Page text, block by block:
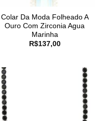
Colar Da Moda Folheado A
Ouro Com Zirconia Agua
Marinha
R$137,00